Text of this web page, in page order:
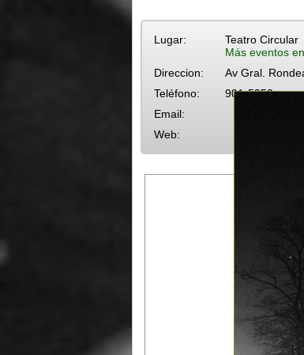
Lugar:
Teatro Circular
Más eventos
Direccion:
Av Gral.
Teléfono:
901-5952
Email:
Web: